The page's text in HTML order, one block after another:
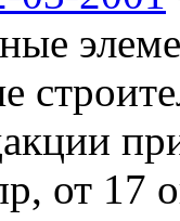
от 17